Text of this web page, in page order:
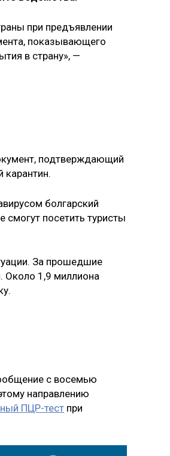
при предъявлении
показывающего
в страну», —
подтверждающий
карантин.
болгарский
смогут посетить туристы
За прошедшие
Около 1,9 миллиона
с восемью
направлению
ПЦР-тест при